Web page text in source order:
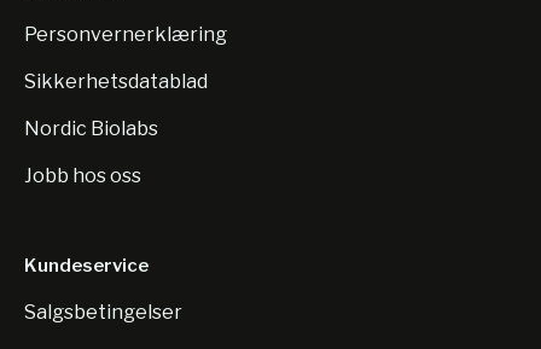
Personvernerklæring
Sikkerhetsdatablad
Nordic Biolabs
Jobb hos oss
Kundeservice
Salgsbetingelser